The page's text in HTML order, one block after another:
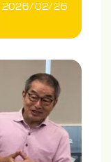
2026/02/26